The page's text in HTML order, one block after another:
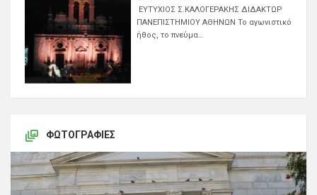
ΕΥΤΥΧΙΟΣ Σ.ΚΑΛΟΓΕΡΑΚΗΣ ΔΙΔΑΚΤΩΡ
ΠΑΝΕΠΙΣΤΗΜΙΟΥ ΑΘΗΝΩΝ Το αγωνιστικό
ήθος, το πνεύμα…
ΦΩΤΟΓΡΑΦΊΕΣ